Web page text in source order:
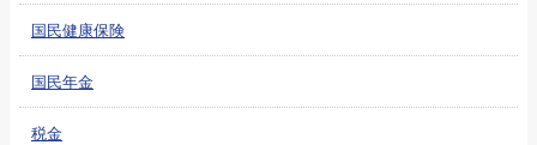
国民健康保険
国民年金
税金